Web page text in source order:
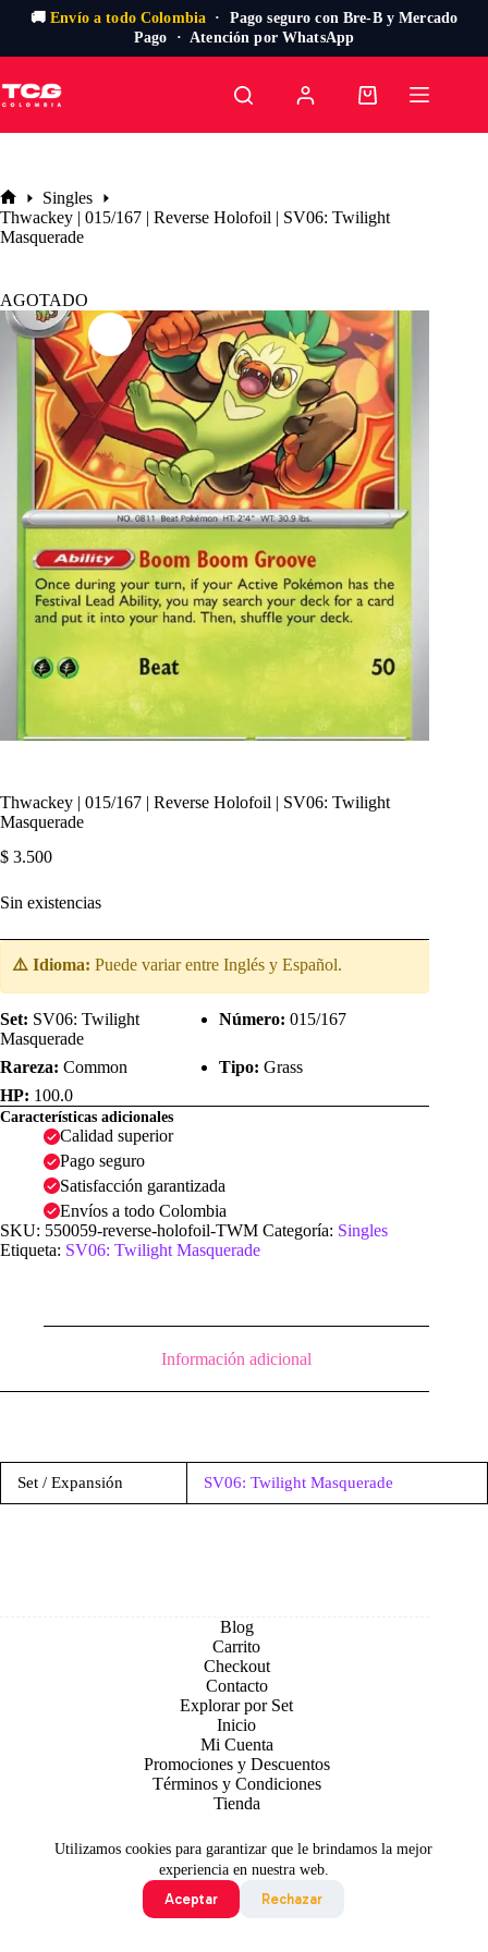
🚚Envío a todo Colombia · Pago seguro con Bre-B y Mercado
Pago · Atención por WhatsApp
al
contenido
Utilizamos cookies para garantizar que le brindamos la mejor
experiencia en nuestra web.
Aceptar
Rechazar
Carro
Inicio
Singles
Thwackey | 015/167 | Reverse Holofoil | SV06: Twilight
Masquerade
AGOTADO
Thwackey | 015/167 | Reverse Holofoil | SV06: Twilight
Masquerade
$ 3.500
Sin existencias
⚠️ Idioma: Puede variar entre Inglés y Español.
Set: SV06: Twilight
Masquerade
Número: 015/167
Rareza: Common Tipo: Grass
HP: 100.0
Características adicionales
Calidad superior
Pago seguro
Satisfacción garantizada
Envíos a todo Colombia
SKU: 550059-reverse-holofoil-TWM Categoría: Singles
Etiqueta: SV06: Twilight Masquerade
Información adicional
Set / Expansión SV06: Twilight Masquerade
Blog
Carrito
Checkout
Contacto
Explorar por Set
Inicio
Mi Cuenta
Promociones y Descuentos
Términos y Condiciones
Tienda
Todo contenido original es sujeto de Copyright © 2026 TCG